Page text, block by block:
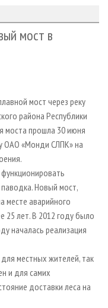
мост в
мост через реку
района Республики
моста прошла 30 июня
ОАО «Монди СЛПК» на
Новый мост,
месте аварийного
25 лет. В 2012 году было
началась реализация
местных жителей, так
и для самих
доставки леса на